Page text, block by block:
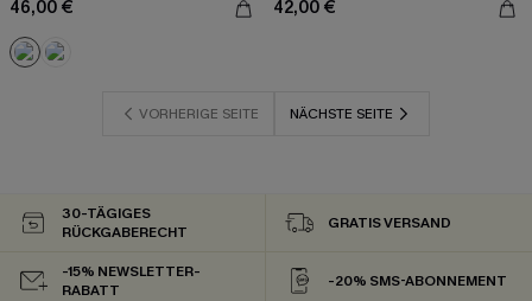
46,00 € 42,00 €
VORHERIGE SEITE NÄCHSTE SEITE
30-TÄGIGES
RÜCKGABERECHT
GRATIS VERSAND
-15% NEWSLETTER-
RABATT
-20% SMS-ABONNEMENT